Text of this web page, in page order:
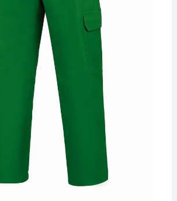
virtual de Ferretería El Arroyo.
y te ayudo a encontrarlo,
el nombre exacto